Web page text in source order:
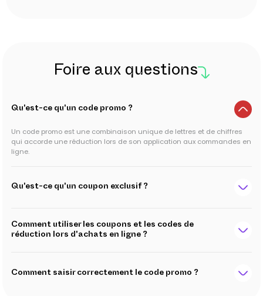
Foire aux questions
Qu'est-ce qu'un code promo ?
Un code promo est une combinaison unique de lettres et de chiffres
qui accorde une réduction lors de son application aux commandes en
ligne.
Qu'est-ce qu'un coupon exclusif ?
Comment utiliser les coupons et les codes de
réduction lors d'achats en ligne ?
Comment saisir correctement le code promo ?